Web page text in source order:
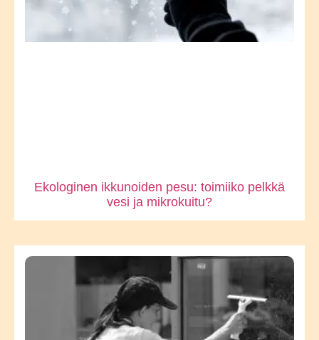
Ekologinen ikkunoiden pesu: toimiiko pelkkä
vesi ja mikrokuitu?